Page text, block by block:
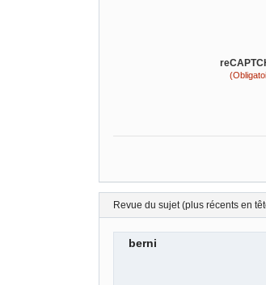
Revue du sujet (plus récents en
berni